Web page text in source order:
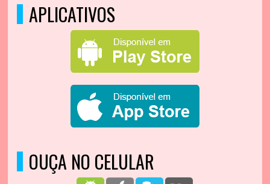
APLICATIVOS
OUÇA NO CELULAR